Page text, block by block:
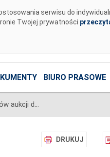
serwisu do
Twojej prywatności
BIURO PRASOWE
Ogłoszenie ostatecznych wyników aukcji dodatkowych na poszczególne kwartały roku dostaw 2021
DRUKUJ